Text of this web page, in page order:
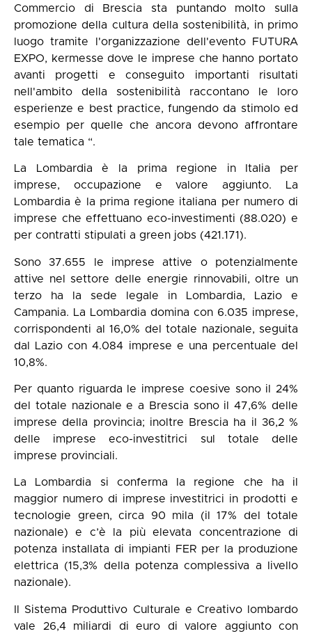
Commercio di Brescia sta puntando molto sulla
promozione della cultura della sostenibilità, in primo
luogo tramite l'organizzazione dell'evento FUTURA
EXPO, kermesse dove le imprese che hanno portato
avanti progetti e conseguito importanti risultati
nell'ambito della sostenibilità raccontano le loro
esperienze e best practice, fungendo da stimolo ed
esempio per quelle che ancora devono affrontare
tale tematica “.
La Lombardia è la prima regione in Italia per
imprese, occupazione e valore aggiunto. La
Lombardia è la prima regione italiana per numero di
imprese che effettuano eco-investimenti (88.020) e
per contratti stipulati a green jobs (421.171).
Sono 37.655 le imprese attive o potenzialmente
attive nel settore delle energie rinnovabili, oltre un
terzo ha la sede legale in Lombardia, Lazio e
Campania. La Lombardia domina con 6.035 imprese,
corrispondenti al 16,0% del totale nazionale, seguita
dal Lazio con 4.084 imprese e una percentuale del
10,8%.
Per quanto riguarda le imprese coesive sono il 24%
del totale nazionale e a Brescia sono il 47,6% delle
imprese della provincia; inoltre Brescia ha il 36,2 %
delle imprese eco-investitrici sul totale delle
imprese provinciali.
La Lombardia si conferma la regione che ha il
maggior numero di imprese investitrici in prodotti e
tecnologie green, circa 90 mila (il 17% del totale
nazionale) e c’è la più elevata concentrazione di
potenza installata di impianti FER per la produzione
elettrica (15,3% della potenza complessiva a livello
nazionale).
Il Sistema Produttivo Culturale e Creativo lombardo
vale 26,4 miliardi di euro di valore aggiunto con